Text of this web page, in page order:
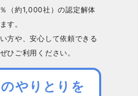
（約1,000社）の認定解体
す。
方や、安心して依頼できる
ひご利用ください。
やりとりを